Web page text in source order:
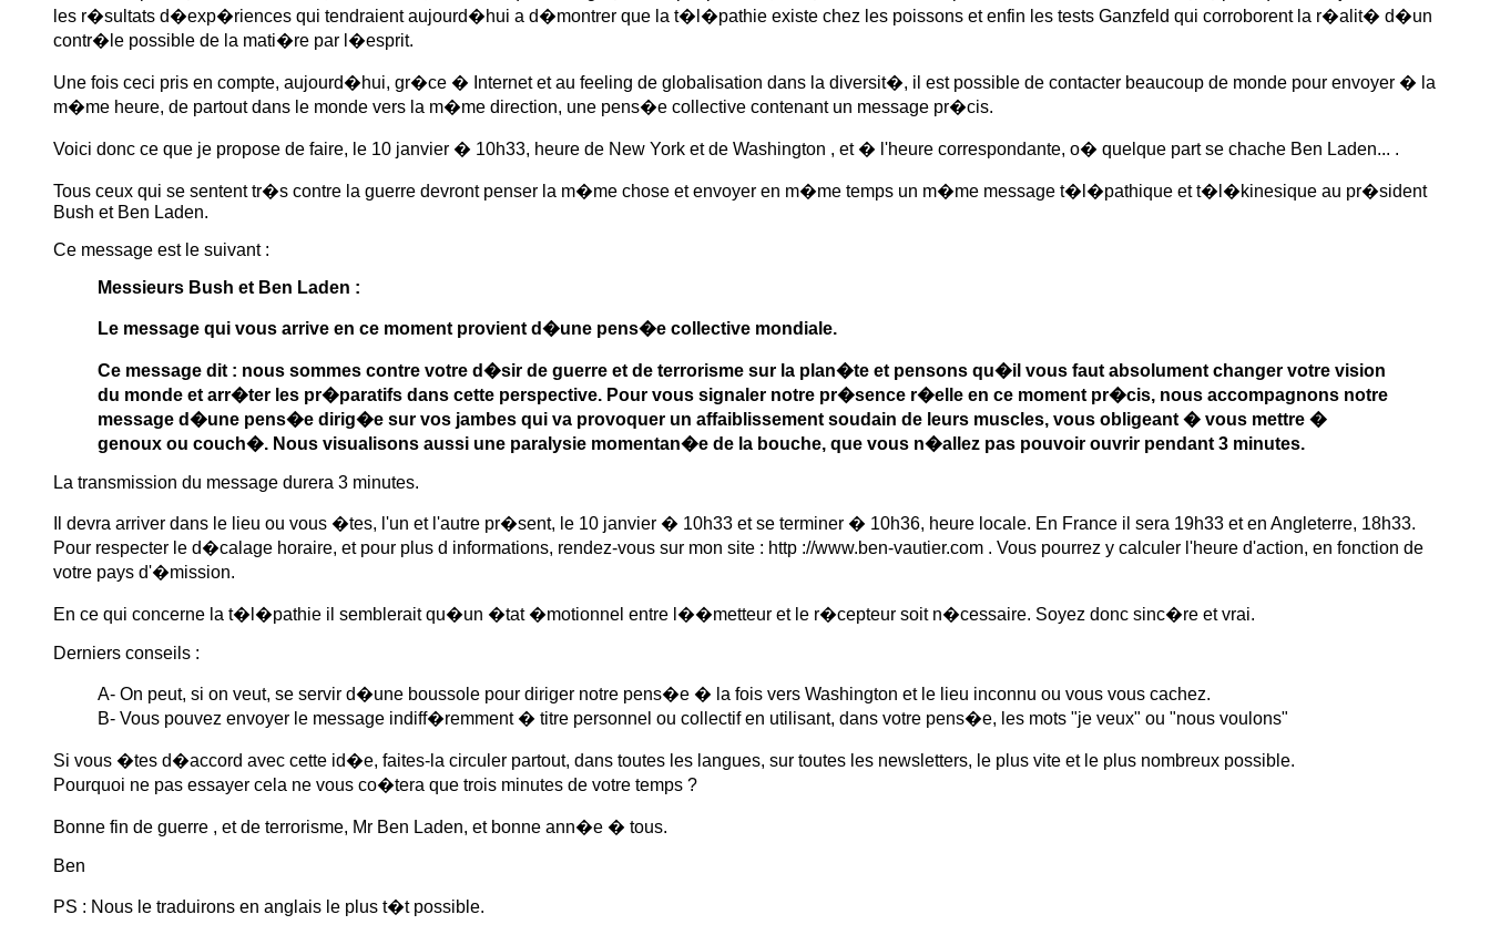
les r�sultats d�exp�riences qui tendraient aujourd�hui a d�montrer que la t�l�pathie existe chez les poissons et enfin les tests Ganzfeld qui corroborent la r�alit� d�un
contr�le possible de la mati�re par l�esprit.
Une fois ceci pris en compte, aujourd�hui, gr�ce � Internet et au feeling de globalisation dans la diversit�, il est possible de contacter beaucoup de monde pour envoyer � la
m�me heure, de partout dans le monde vers la m�me direction, une pens�e collective contenant un message pr�cis.
Voici donc ce que je propose de faire, le 10 janvier � 10h33, heure de New York et de Washington , et � l'heure correspondante, o� quelque part se chache Ben Laden... .
Tous ceux qui se sentent tr�s contre la guerre devront penser la m�me chose et envoyer en m�me temps un m�me message t�l�pathique et t�l�kinesique au pr�sident
Bush et Ben Laden.
Ce message est le suivant :
Messieurs Bush et Ben Laden :
Le message qui vous arrive en ce moment provient d�une pens�e collective mondiale.
Ce message dit : nous sommes contre votre d�sir de guerre et de terrorisme sur la plan�te et pensons qu�il vous faut absolument changer votre vision
du monde et arr�ter les pr�paratifs dans cette perspective. Pour vous signaler notre pr�sence r�elle en ce moment pr�cis, nous accompagnons notre
message d�une pens�e dirig�e sur vos jambes qui va provoquer un affaiblissement soudain de leurs muscles, vous obligeant � vous mettre �
genoux ou couch�. Nous visualisons aussi une paralysie momentan�e de la bouche, que vous n�allez pas pouvoir ouvrir pendant 3 minutes.
La transmission du message durera 3 minutes.
Il devra arriver dans le lieu ou vous �tes, l'un et l'autre pr�sent, le 10 janvier � 10h33 et se terminer � 10h36, heure locale. En France il sera 19h33 et en Angleterre, 18h33.
Pour respecter le d�calage horaire, et pour plus d informations, rendez-vous sur mon site : http ://www.ben-vautier.com . Vous pourrez y calculer l'heure d'action, en fonction de
votre pays d'�mission.
En ce qui concerne la t�l�pathie il semblerait qu�un �tat �motionnel entre l��metteur et le r�cepteur soit n�cessaire. Soyez donc sinc�re et vrai.
Derniers conseils :
A- On peut, si on veut, se servir d�une boussole pour diriger notre pens�e � la fois vers Washington et le lieu inconnu ou vous vous cachez.
B- Vous pouvez envoyer le message indiff�remment � titre personnel ou collectif en utilisant, dans votre pens�e, les mots "je veux" ou "nous voulons"
Si vous �tes d�accord avec cette id�e, faites-la circuler partout, dans toutes les langues, sur toutes les newsletters, le plus vite et le plus nombreux possible.
Pourquoi ne pas essayer cela ne vous co�tera que trois minutes de votre temps ?
Bonne fin de guerre , et de terrorisme, Mr Ben Laden, et bonne ann�e � tous.
Ben
PS : Nous le traduirons en anglais le plus t�t possible.